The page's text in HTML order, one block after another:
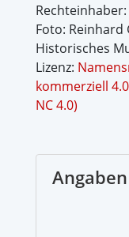
Foto:
Historisches
Lizenz:
kommerziell
NC 4.0)